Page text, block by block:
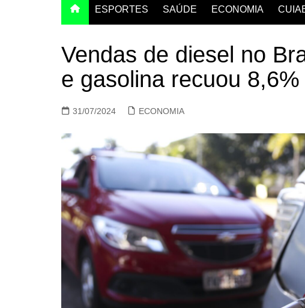
ESPORTES SAÚDE ECONOMIA
Vendas de diesel no
e gasolina recuou
31/07/2024 ECONOMIA